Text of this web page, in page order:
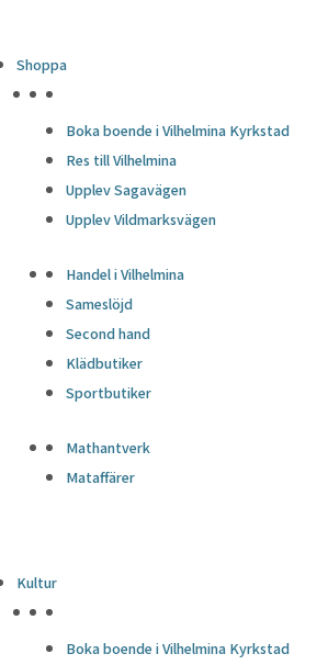
Shoppa
Boka boende i Vilhelmina Kyrkstad
Res till Vilhelmina
Upplev Sagavägen
Upplev Vildmarksvägen
Handel i Vilhelmina
Sameslöjd
Second hand
Klädbutiker
Sportbutiker
Mathantverk
Mataffärer
Kultur
Boka boende i Vilhelmina Kyrkstad